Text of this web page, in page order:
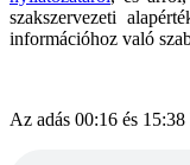
szakszervezeti
információhoz való
Az adás 00:16 és